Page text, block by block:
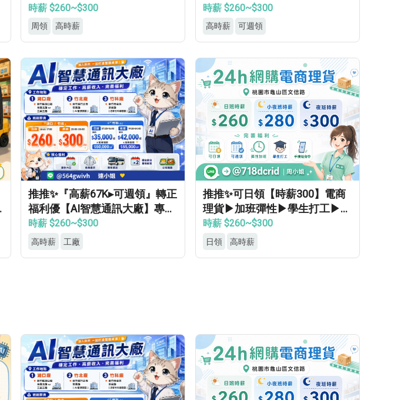
當兵可❝免經驗
時薪 $260~$300
周領 高時薪
車免費接送▸轉正福利優▸免經驗
高錄取
時薪 $260~$300
高時薪 可週領
推推✨『高薪67K▸可週領』轉正
福利優【AI智慧通訊大廠】專車
接送▸供機車位▸餐費補助▸立即
上班
時薪 $260~$300
高時薪 工廠
推推✨可日領【時薪300】電商
理貨▶加班彈性▶學生打工▶月
休8天▶高錄取
時薪 $260~$300
日領 高時薪